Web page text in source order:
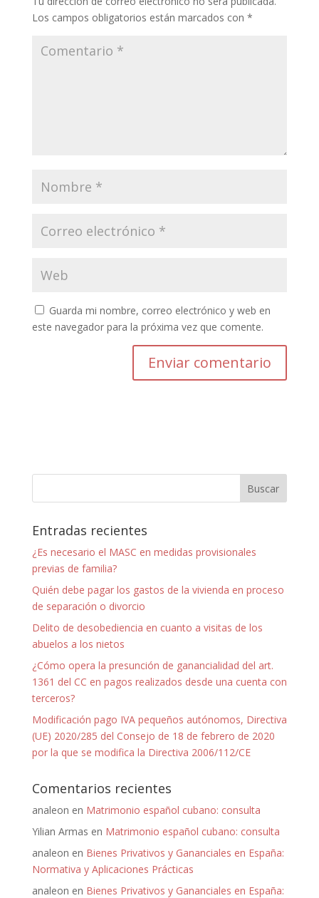
Los campos obligatorios están marcados con *
Guarda mi nombre, correo electrónico y web en
este navegador para la próxima vez que comente.
Entradas recientes
¿Es necesario el MASC en medidas provisionales
previas de familia?
Quién debe pagar los gastos de la vivienda en proceso
de separación o divorcio
Delito de desobediencia en cuanto a visitas de los
abuelos a los nietos
¿Cómo opera la presunción de ganancialidad del art.
1361 del CC en pagos realizados desde una cuenta con
terceros?
Modificación pago IVA pequeños autónomos, Directiva
(UE) 2020/285 del Consejo de 18 de febrero de 2020
por la que se modifica la Directiva 2006/112/CE
Comentarios recientes
analeon en Matrimonio español cubano: consulta
Yilian Armas en Matrimonio español cubano: consulta
analeon en Bienes Privativos y Gananciales en España:
Normativa y Aplicaciones Prácticas
analeon en Bienes Privativos y Gananciales en España: